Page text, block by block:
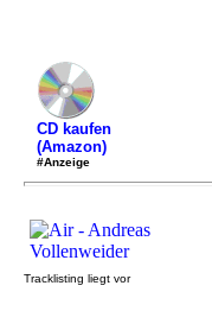
CD kaufen
(Amazon)
#Anzeige
Tracklisting liegt vor